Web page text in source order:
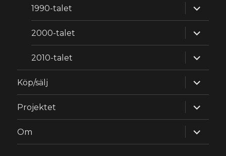
1990-talet
2000-talet
2010-talet
Köp/sälj
Projektet
Om